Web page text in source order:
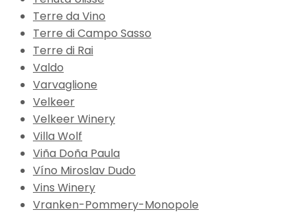
Terre da Vino
Terre di Campo Sasso
Terre di Rai
Valdo
Varvaglione
Velkeer
Velkeer Winery
Villa Wolf
Viña Doña Paula
Víno Miroslav Dudo
Vins Winery
Vranken-Pommery-Monopole